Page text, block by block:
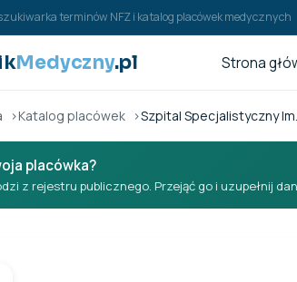
terminów NFZ i katalog placówek medycznych
Medyczny.pl Strona
Katalog placówek Szpital Specjalistyczny
placówka?
z rejestru publicznego. Przejąć go i uzupełnij